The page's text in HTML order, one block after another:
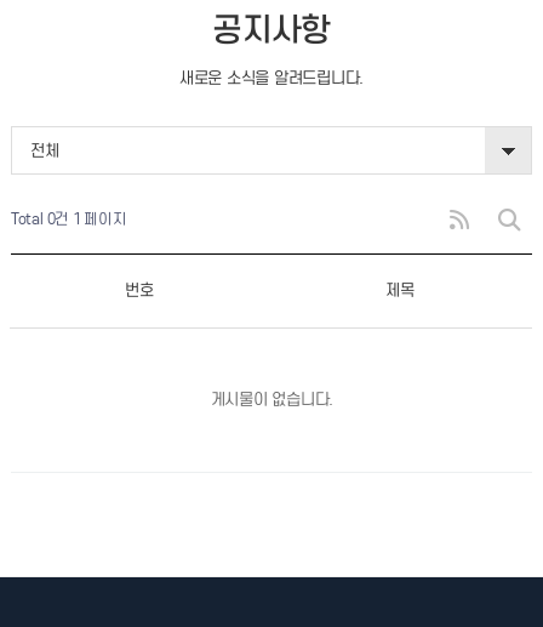
공지사항
새로운 소식을 알려드립니다.
전체
Total 0건 1 페이지
번호 제목
게시물이 없습니다.